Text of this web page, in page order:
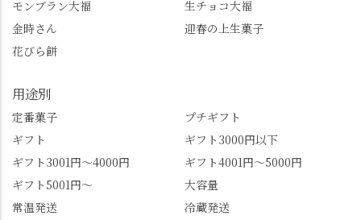
の機会に会員登録もし
てみてね。 みなさんは
この中で気になったも
すめ品ばかりです。よ
かったらぜひこの機会
北川🍡 住所 長岡京市う
ぐいす台1-3 TEL 075-
954-0400 営業時間 10:00
書がひっくり返るよう
な再評価のお話まで聞
景、もっと知られてほ
しい！ 🍋締めは「みず
話題のレモンわらび餅
と、夏季限定・竹筒入
り水ようかん「清竹」
モンブラン大福
生チョコ大福
金時さん
迎春の上生菓子
花びら餅
用途別
定番菓子
プチギフト
ギフト
ギフト3000円以下
ギフト3001円～4000円
ギフト4001円～5000円
ギフト5001円～
大容量
常温発送
冷蔵発送